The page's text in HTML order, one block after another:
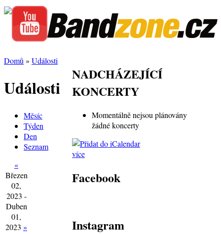
Domů » Události
Události
Měsíc
Týden
Den
Seznam
«
Březen
02,
2023 -
Duben
01,
2023 »
NADCHÁZEJÍCÍ
KONCERTY
Momentálně nejsou plánovány
žádné koncerty
více
Facebook
Instagram